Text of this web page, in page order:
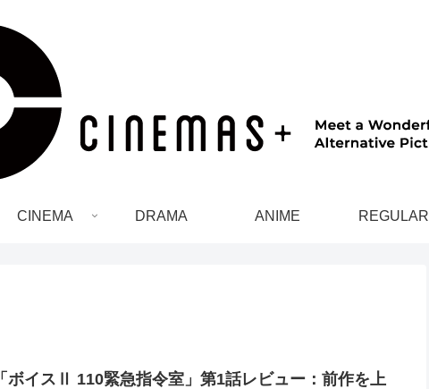
CINEMA DRAMA ANIME REGULAR
「ボイスⅡ 110緊急指令室」第1話レビュー：前作を上